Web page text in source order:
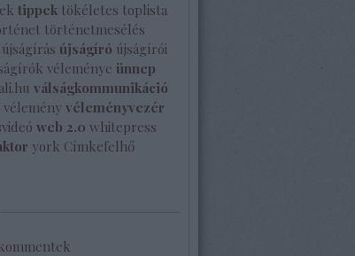
tippek tökéletes toplista
történetmesélés
újságírás újságíró újságírói
véleménye ünnep
válságkommunikáció
vélemény véleményvezér
web 2.0 whitepress
york Címkefelhő